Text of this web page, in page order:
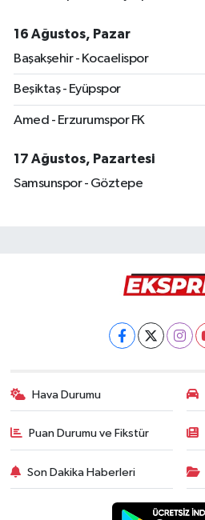
16 Ağustos, Pazar
Başakşehir - Kocaelispor
Beşiktaş - Eyüpspor
Amed - Erzurumspor FK
17 Ağustos, Pazartesi
Samsunspor - Göztepe
Hava Durumu
Puan Durumu ve Fikstür
Son Dakika Haberleri